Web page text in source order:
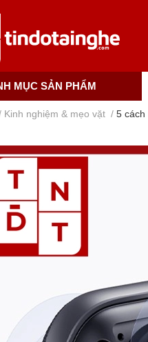
MỤC SẢN PHẨM
Kinh nghiệm & mẹo vặt / 5 cách